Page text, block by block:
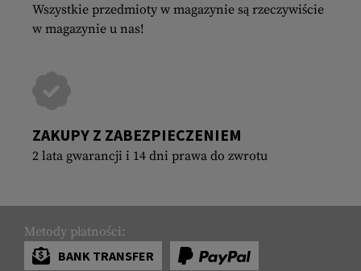
Wszystkie przedmioty w magazynie są rzeczywiście
w magazynie u nas!
ZAKUPY Z ZABEZPIECZENIEM
2 lata gwarancji i 14 dni prawa do zwrotu
Metody płatności:
BANK TRANSFER